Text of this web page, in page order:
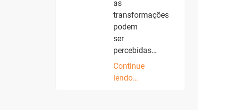
as
transformações
podem
ser
percebidas…
Continue
lendo…